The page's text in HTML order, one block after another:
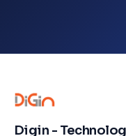
Digin -